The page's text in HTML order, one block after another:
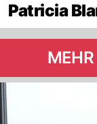
Patricia